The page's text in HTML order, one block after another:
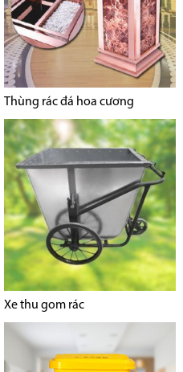
Thùng rác đá hoa cương
Xe thu gom rác